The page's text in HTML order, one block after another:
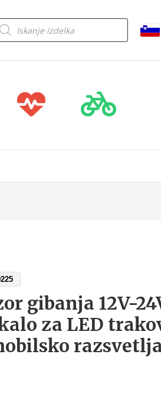
gibanja 12V-
za LED